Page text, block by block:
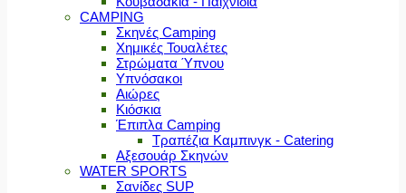
CAMPING
Σκηνές Camping
Χημικές Τουαλέτες
Στρώματα Ύπνου
Υπνόσακοι
Αιώρες
Κιόσκια
Έπιπλα Camping
Τραπέζια Καμπινγκ - Catering
Αξεσουάρ Σκηνών
WATER SPORTS
Σανίδες SUP